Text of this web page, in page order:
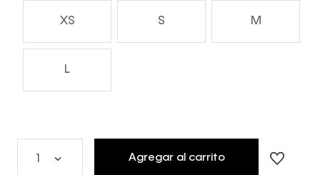
XS S M
L
Agregar al carrito